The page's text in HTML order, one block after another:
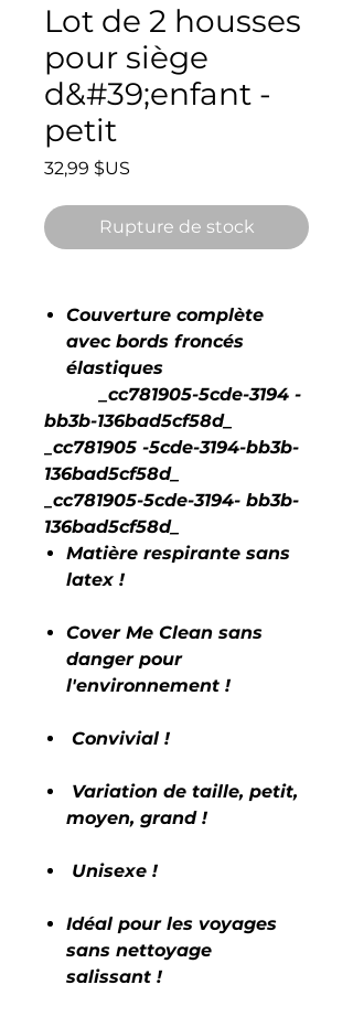
Lot de 2 housses
pour siège
d&#39;enfant -
petit
32,99 $US
Rupture de stock
Couverture complète
avec bords froncés
élastiques
_cc781905-5cde-3194 -
bb3b-136bad5cf58d_
_cc781905 -5cde-3194-bb3b-
136bad5cf58d_
_cc781905-5cde-3194- bb3b-
136bad5cf58d_
Matière respirante sans
latex !
Cover Me Clean sans
danger pour
l'environnement !
Convivial !
Variation de taille, petit,
moyen, grand !
Unisexe !
Idéal pour les voyages
sans nettoyage
salissant !